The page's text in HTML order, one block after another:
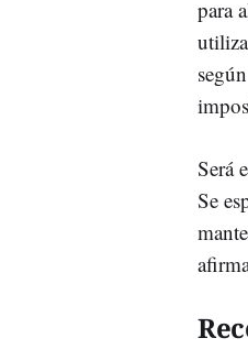
para
Será
Se